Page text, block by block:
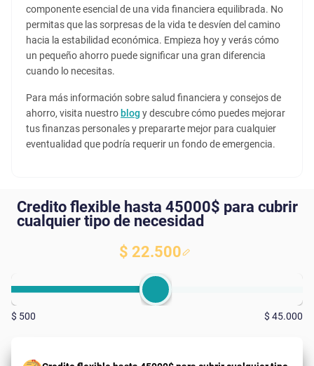
componente esencial de una vida financiera equilibrada. No
permitas que las sorpresas de la vida te desvíen del camino
hacia la estabilidad económica. Empieza hoy y verás cómo
un pequeño ahorro puede significar una gran diferencia
cuando lo necesitas.
Para más información sobre salud financiera y consejos de
ahorro, visita nuestro blog y descubre cómo puedes mejorar
tus finanzas personales y prepararte mejor para cualquier
eventualidad que podría requerir un fondo de emergencia.
Credito flexible hasta 45000$ para cubrir
cualquier tipo de necesidad
$ 22.500
$ 500 $ 45.000